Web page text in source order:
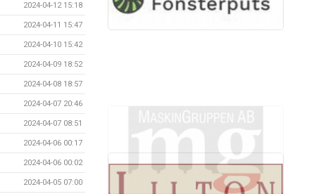
2024-04-12 15:18
2024-04-11 15:47
2024-04-10 15:42
2024-04-09 18:52
2024-04-08 18:57
2024-04-07 20:46
2024-04-07 08:51
2024-04-06 00:17
2024-04-06 00:02
2024-04-05 07:00